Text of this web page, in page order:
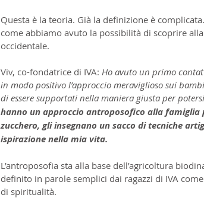
Questa è la teoria. Già la definizione è
come abbiamo avuto la possibilità di scoprire
occidentale.
Viv, co-fondatrice di IVA: Ho avuto un primo
in modo positivo l’approccio meraviglioso sui
di essere supportati nella maniera giusta per
hanno un approccio antroposofico alla
zucchero, gli insegnano un sacco di tecniche
ispirazione nella mia vita.
L'antroposofia sta alla base dell’agricoltura
definito in parole semplici dai ragazzi di IVA
di spiritualità.